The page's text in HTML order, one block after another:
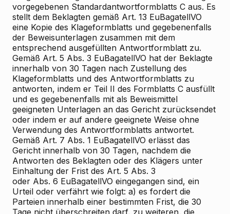
vorgegebenen Standardantwortformblatts C aus. Es
stellt dem Beklagten gemäß Art. 13 EuBagatellVO
eine Kopie des Klageformblatts und gegebenenfalls
der Beweisunterlagen zusammen mit dem
entsprechend ausgefüllten Antwortformblatt zu.
Gemäß Art. 5 Abs. 3 EuBagatellVO hat der Beklagte
innerhalb von 30 Tagen nach Zustellung des
Klageformblatts und des Antwortformblatts zu
antworten, indem er Teil II des Formblatts C ausfüllt
und es gegebenenfalls mit als Beweismittel
geeigneten Unterlagen an das Gericht zurücksendet
oder indem er auf andere geeignete Weise ohne
Verwendung des Antwortformblatts antwortet.
Gemäß Art. 7 Abs. 1 EuBagatellVO erlässt das
Gericht innerhalb von 30 Tagen, nachdem die
Antworten des Beklagten oder des Klägers unter
Einhaltung der Frist des Art. 5 Abs. 3
oder Abs. 6 EuBagatellVO eingegangen sind, ein
Urteil oder verfährt wie folgt: a) es fordert die
Parteien innerhalb einer bestimmten Frist, die 30
Tage nicht überschreiten darf, zu weiteren, die